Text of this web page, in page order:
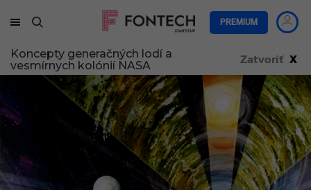
PREMIUM
Koncepty generačných lodí a
vesmírnych kolónií NASA
Zatvoriť X